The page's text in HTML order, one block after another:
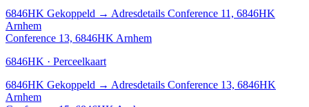
6846HK Gekoppeld → Adresdetails Conference 11, 6846HK
Arnhem
Conference 13, 6846HK Arnhem
6846HK · Perceelkaart
6846HK Gekoppeld → Adresdetails Conference 13, 6846HK
Arnhem